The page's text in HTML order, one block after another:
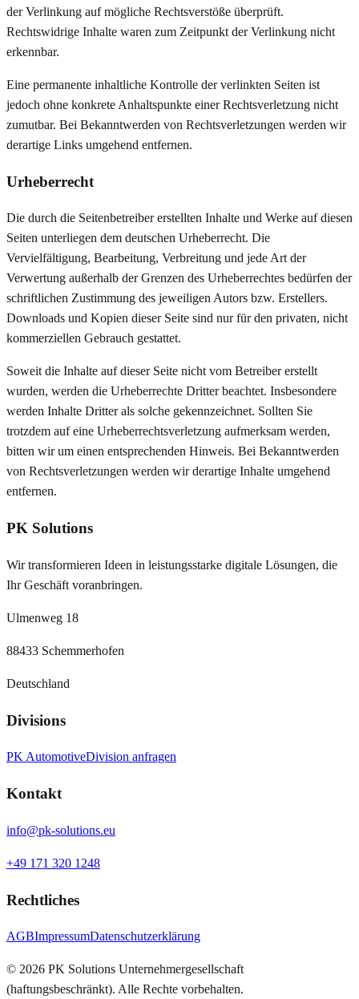
der Verlinkung auf mögliche Rechtsverstöße überprüft.
Rechtswidrige Inhalte waren zum Zeitpunkt der Verlinkung nicht
erkennbar.
Eine permanente inhaltliche Kontrolle der verlinkten Seiten ist
jedoch ohne konkrete Anhaltspunkte einer Rechtsverletzung nicht
zumutbar. Bei Bekanntwerden von Rechtsverletzungen werden wir
derartige Links umgehend entfernen.
Urheberrecht
Die durch die Seitenbetreiber erstellten Inhalte und Werke auf diesen
Seiten unterliegen dem deutschen Urheberrecht. Die
Vervielfältigung, Bearbeitung, Verbreitung und jede Art der
Verwertung außerhalb der Grenzen des Urheberrechtes bedürfen der
schriftlichen Zustimmung des jeweiligen Autors bzw. Erstellers.
Downloads und Kopien dieser Seite sind nur für den privaten, nicht
kommerziellen Gebrauch gestattet.
Soweit die Inhalte auf dieser Seite nicht vom Betreiber erstellt
wurden, werden die Urheberrechte Dritter beachtet. Insbesondere
werden Inhalte Dritter als solche gekennzeichnet. Sollten Sie
trotzdem auf eine Urheberrechtsverletzung aufmerksam werden,
bitten wir um einen entsprechenden Hinweis. Bei Bekanntwerden
von Rechtsverletzungen werden wir derartige Inhalte umgehend
entfernen.
PK Solutions
Wir transformieren Ideen in leistungsstarke digitale Lösungen, die
Ihr Geschäft voranbringen.
Ulmenweg 18
88433 Schemmerhofen
Deutschland
Divisions
PK AutomotiveDivision anfragen
Kontakt
info@pk-solutions.eu
+49 171 320 1248
Rechtliches
AGBImpressumDatenschutzerklärung
© 2026 PK Solutions Unternehmergesellschaft
(haftungsbeschränkt). Alle Rechte vorbehalten.